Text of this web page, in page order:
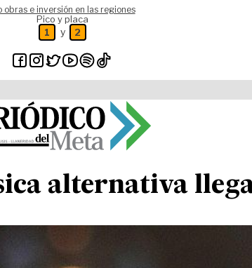
e inversión en las regiones
Pico y placa
1 y 2
alternativa